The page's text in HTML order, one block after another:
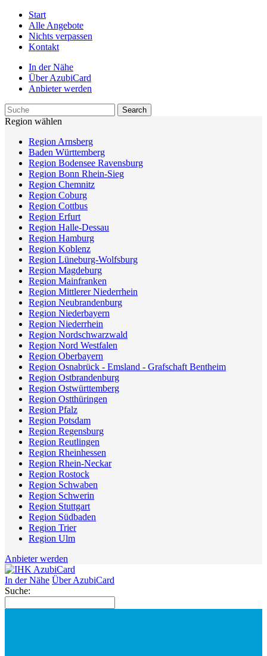
Start
Alle Angebote
Nichts verpassen
Kontakt
In der Nähe
Über AzubiCard
Anbieter werden
Region wählen
Region Arnsberg
Baden Württemberg
Region Bodensee Ravensburg
Region Bonn Rhein-Sieg
Region Chemnitz
Region Coburg
Region Cottbus
Region Erfurt
Region Halle-Dessau
Region Hamburg
Region Koblenz
Region Lüneburg-Wolfsburg
Region Magdeburg
Region Mainfranken
Region Mittlerer Niederrhein
Region Neubrandenburg
Region Niederbayern
Region Niederrhein
Region Nordschwarzwald
Region Nord Westfalen
Region Oberbayern
Region Osnabrück - Emsland - Grafschaft Bentheim
Region Ostbrandenburg
Region Ostwürttemberg
Region Ostthüringen
Region Pfalz
Region Potsdam
Region Regensburg
Region Reutlingen
Region Rheinhessen
Region Rhein-Neckar
Region Rostock
Region Schwaben
Region Schwerin
Region Stuttgart
Region Südbaden
Region Trier
Region Ulm
Anbieter werden
In der Nähe Über AzubiCard
Suche: